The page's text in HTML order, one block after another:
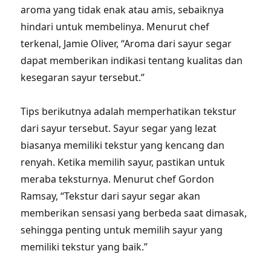
aroma yang tidak enak atau amis, sebaiknya
hindari untuk membelinya. Menurut chef
terkenal, Jamie Oliver, “Aroma dari sayur segar
dapat memberikan indikasi tentang kualitas dan
kesegaran sayur tersebut.”
Tips berikutnya adalah memperhatikan tekstur
dari sayur tersebut. Sayur segar yang lezat
biasanya memiliki tekstur yang kencang dan
renyah. Ketika memilih sayur, pastikan untuk
meraba teksturnya. Menurut chef Gordon
Ramsay, “Tekstur dari sayur segar akan
memberikan sensasi yang berbeda saat dimasak,
sehingga penting untuk memilih sayur yang
memiliki tekstur yang baik.”